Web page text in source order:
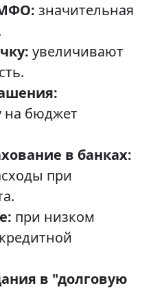
значительная
увеличивают
на бюджет
в банках:
при
при низком
в "долговую